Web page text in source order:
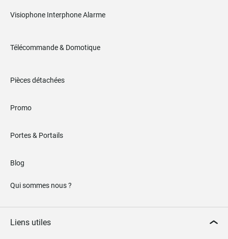
Visiophone Interphone Alarme
Télécommande & Domotique
Pièces détachées
Promo
Portes & Portails
Blog
Qui sommes nous ?
Liens utiles